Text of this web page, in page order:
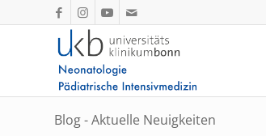
Blog - Aktuelle Neuigkeiten